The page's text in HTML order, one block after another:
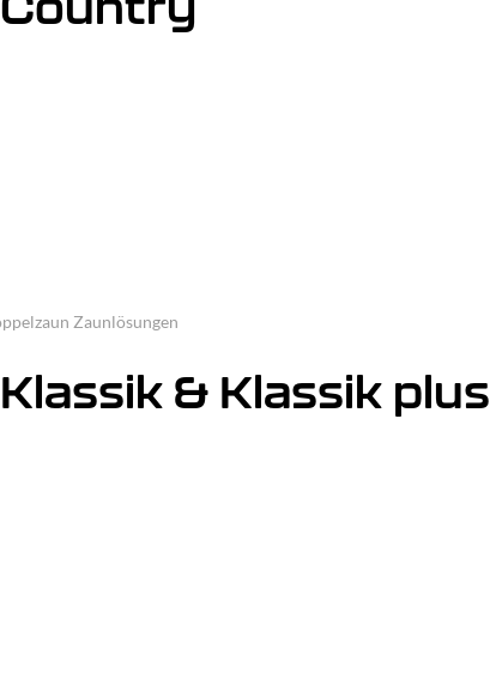
Klassik & Klassik plus